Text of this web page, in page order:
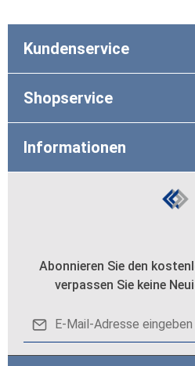
Kundenservice
Shopservice
Informationen
Abonnieren Sie den
verpassen Sie keine
E-
Datenschutz